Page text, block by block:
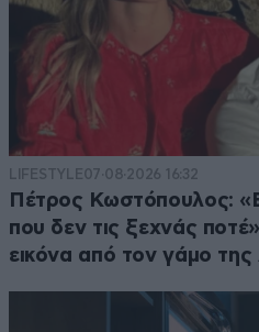
LIFESTYLE07·08·2026 16:32
Πέτρος Κωστόπουλος:
που δεν τις ξεχνάς
εικόνα από τον γάμο της